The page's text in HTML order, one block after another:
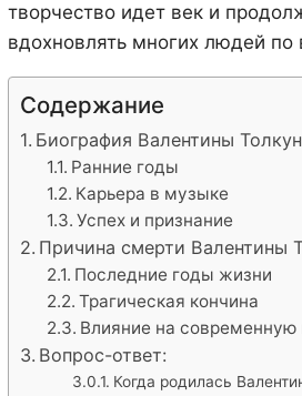
творчество идет век и
вдохновлять многих людей по
Содержание
Биография Валентины
Ранние годы
Карьера в музыке
Успех и признание
Причина смерти Валентины
Последние годы жизни
Трагическая кончина
Влияние на
Вопрос-ответ:
Когда родилась